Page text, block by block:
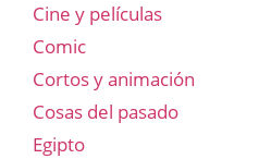
Cine y películas
Comic
Cortos y animación
Cosas del pasado
Egipto